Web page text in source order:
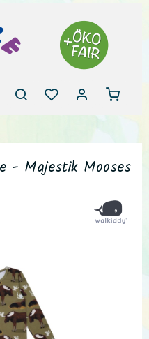
- Majestik Mooses